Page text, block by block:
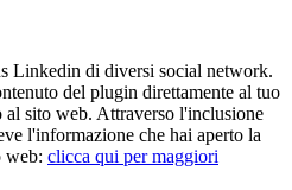
Linkedin di diversi social network.
del plugin direttamente al tuo
al sito web. Attraverso l'inclusione
l'informazione che hai aperto la
web: clicca qui per maggiori